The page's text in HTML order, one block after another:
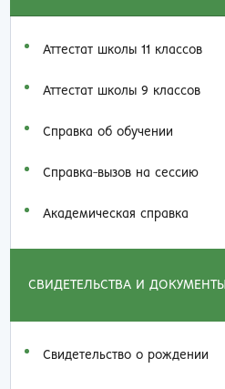
Аттестат школы 11 классов
Аттестат школы 9 классов
Справка об обучении
Справка-вызов на сессию
Академическая справка
СВИДЕТЕЛЬСТВА И ДОКУМЕНТЫ
Свидетельство о рождении